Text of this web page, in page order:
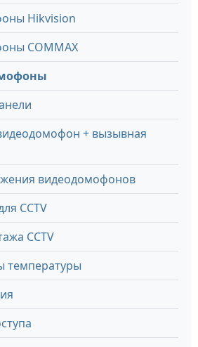
Hikvision
COMMAX
+ вызывная
видеодомофонов
CCTV
CCTV
температуры